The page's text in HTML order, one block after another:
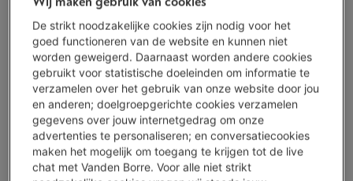
De strikt noodzakelijke cookies zijn nodig voor het
goed functioneren van de website en kunnen niet
worden geweigerd. Daarnaast worden andere cookies
gebruikt voor statistische doeleinden om informatie te
verzamelen over het gebruik van onze website door jou
en anderen; doelgroepgerichte cookies verzamelen
gegevens over jouw internetgedrag om onze
advertenties te personaliseren; en conversatiecookies
maken het mogelijk om toegang te krijgen tot de live
chat met Vanden Borre. Voor alle niet strikt